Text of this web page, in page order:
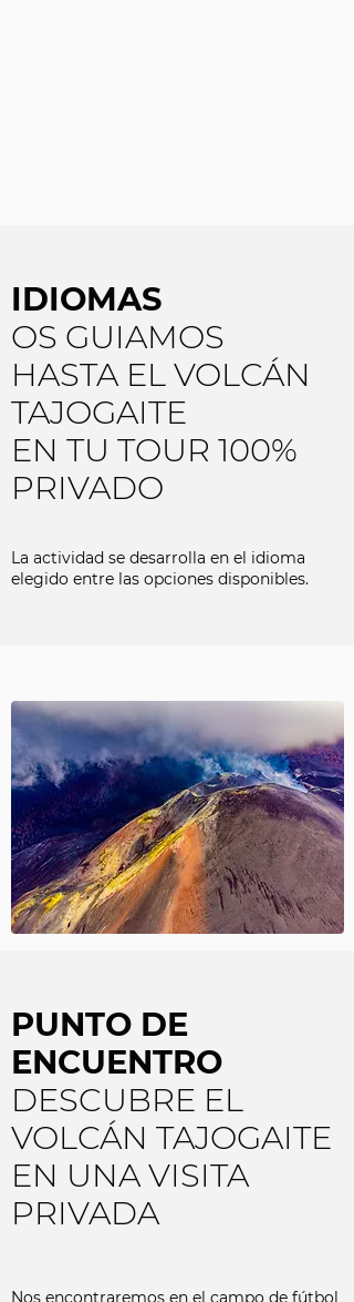
IDIOMAS
OS GUIAMOS
HASTA EL VOLCÁN
TAJOGAITE
EN TU TOUR 100%
PRIVADO
La actividad se desarrolla en el idioma
elegido entre las opciones disponibles.
PUNTO DE
ENCUENTRO
DESCUBRE EL
VOLCÁN TAJOGAITE
EN UNA VISITA
PRIVADA
Nos encontraremos en el campo de fútbol